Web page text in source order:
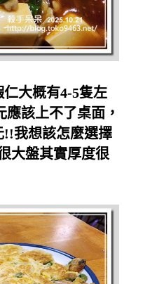
大概有4-5隻左
該上不了桌面，
!!我想該怎麼選擇
大盤其實厚度很